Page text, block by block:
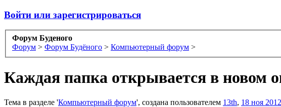
Войти или зарегистрироваться
Форум Буденого
Форум > Форум Будёного > Компьютерный форум >
Каждая папка открывается в новом
Тема в разделе 'Компьютерный форум', создана пользователем 13th, 18 ноя 2012